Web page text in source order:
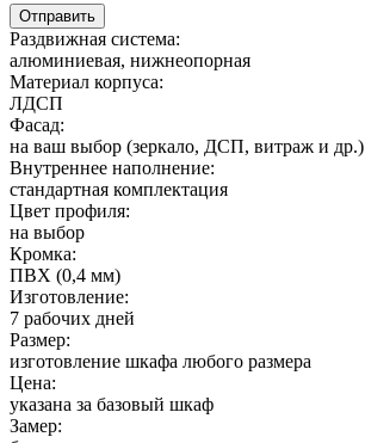
Раздвижная система:
алюминиевая, нижнеопорная
Материал корпуса:
ЛДСП
Фасад:
на ваш выбор (зеркало, ДСП, витраж и др.)
Внутреннее наполнение:
стандартная комплектация
Цвет профиля:
на выбор
Кромка:
ПВХ (0,4 мм)
Изготовление:
7 рабочих дней
Размер:
изготовление шкафа любого размера
Цена:
указана за базовый шкаф
Замер: